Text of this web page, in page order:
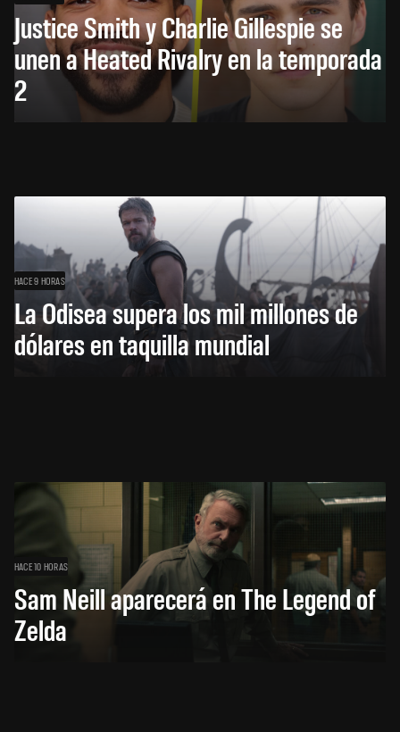
Justice Smith y Charlie Gillespie se
unen a Heated Rivalry en la temporada
2
HACE 9 HORAS
La Odisea supera los mil millones de
dólares en taquilla mundial
HACE 10 HORAS
Sam Neill aparecerá en The Legend of
Zelda